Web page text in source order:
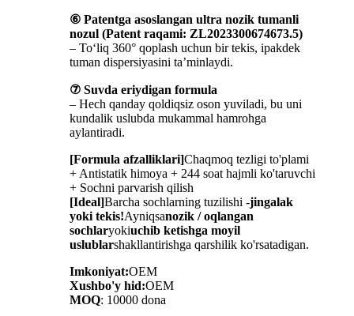
⑥ Patentga asoslangan ultra nozik tumanli
nozul (Patent raqami: ZL2023300674673.5)
– To‘liq 360° qoplash uchun bir tekis, ipakdek
tuman dispersiyasini ta’minlaydi.
⑦ Suvda eriydigan formula
– Hech qanday qoldiqsiz oson yuviladi, bu uni
kundalik uslubda mukammal hamrohga
aylantiradi.
[Formula afzalliklari]Chaqmoq tezligi to'plami
+ Antistatik himoya + 244 soat hajmli ko'taruvchi
+ Sochni parvarish qilish
[Ideal]Barcha sochlarning tuzilishi -jingalak
yoki tekis!Ayniqsanozik / oqlangan
sochlaryokiuchib ketishga moyil
uslublarshakllantirishga qarshilik ko'rsatadigan.
Imkoniyat:OEM
Xushbo'y hid:OEM
MOQ: 10000 dona